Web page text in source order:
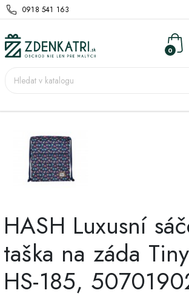
0918 541 163
0
HASH Luxusní
taška na záda
HS-185,